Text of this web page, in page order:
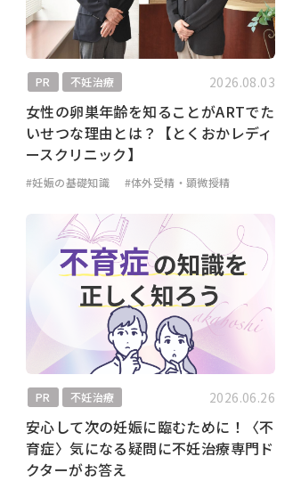
PR 不妊治療 2026.08.03
女性の卵巣年齢を知ることがARTでた
いせつな理由とは？【とくおかレディ
ースクリニック】
#妊娠の基礎知識 #体外受精・顕微授精
PR 不妊治療 2026.06.26
安心して次の妊娠に臨むために！〈不
育症〉気になる疑問に不妊治療専門ド
クターがお答え